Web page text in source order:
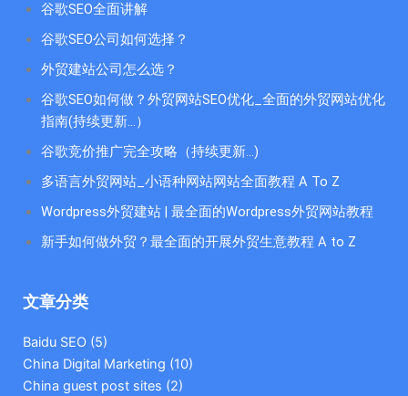
谷歌SEO全面讲解
谷歌SEO公司如何选择？
外贸建站公司怎么选？
谷歌SEO如何做？外贸网站SEO优化_全面的外贸网站优化
指南(持续更新...）
谷歌竞价推广完全攻略（持续更新…)
多语言外贸网站_小语种网站网站全面教程 A To Z
Wordpress外贸建站 | 最全面的Wordpress外贸网站教程
新手如何做外贸？最全面的开展外贸生意教程 A to Z
文章分类
Baidu SEO (5)
China Digital Marketing (10)
China guest post sites (2)